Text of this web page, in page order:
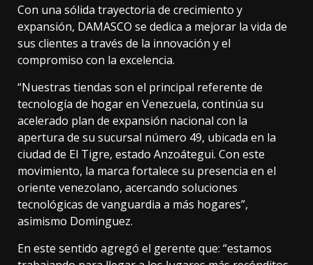
Con una sólida trayectoria de crecimiento y
expansión, DAMASCO se dedica a mejorar la vida de
sus clientes a través de la innovación y el
compromiso con la excelencia.
“Nuestras tiendas son el principal referente de
tecnología de hogar en Venezuela, continúa su
acelerado plan de expansión nacional con la
apertura de su sucursal número 49, ubicada en la
ciudad de El Tigre, estado Anzoátegui. Con este
movimiento, la marca fortalece su presencia en el
oriente venezolano, acercando soluciones
tecnológicas de vanguardia a más hogares”,
asimismo Dominguez.
En este sentido agregó el gerente que: “estamos